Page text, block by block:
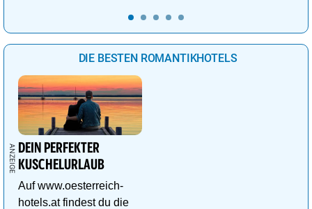
uvm.
DIE BESTEN ROMANTIKHOTELS
DEIN PERFEKTER
KUSCHELURLAUB
Auf www.oesterreich-
hotels.at findest du die